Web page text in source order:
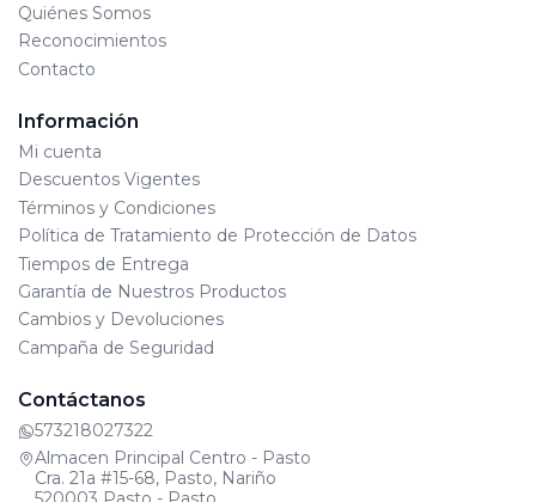
Quiénes Somos
Reconocimientos
Contacto
Información
Mi cuenta
Descuentos Vigentes
Términos y Condiciones
Política de Tratamiento de Protección de Datos
Tiempos de Entrega
Garantía de Nuestros Productos
Cambios y Devoluciones
Campaña de Seguridad
Contáctanos
573218027322
Almacen Principal Centro - Pasto
Cra. 21a #15-68, Pasto, Nariño